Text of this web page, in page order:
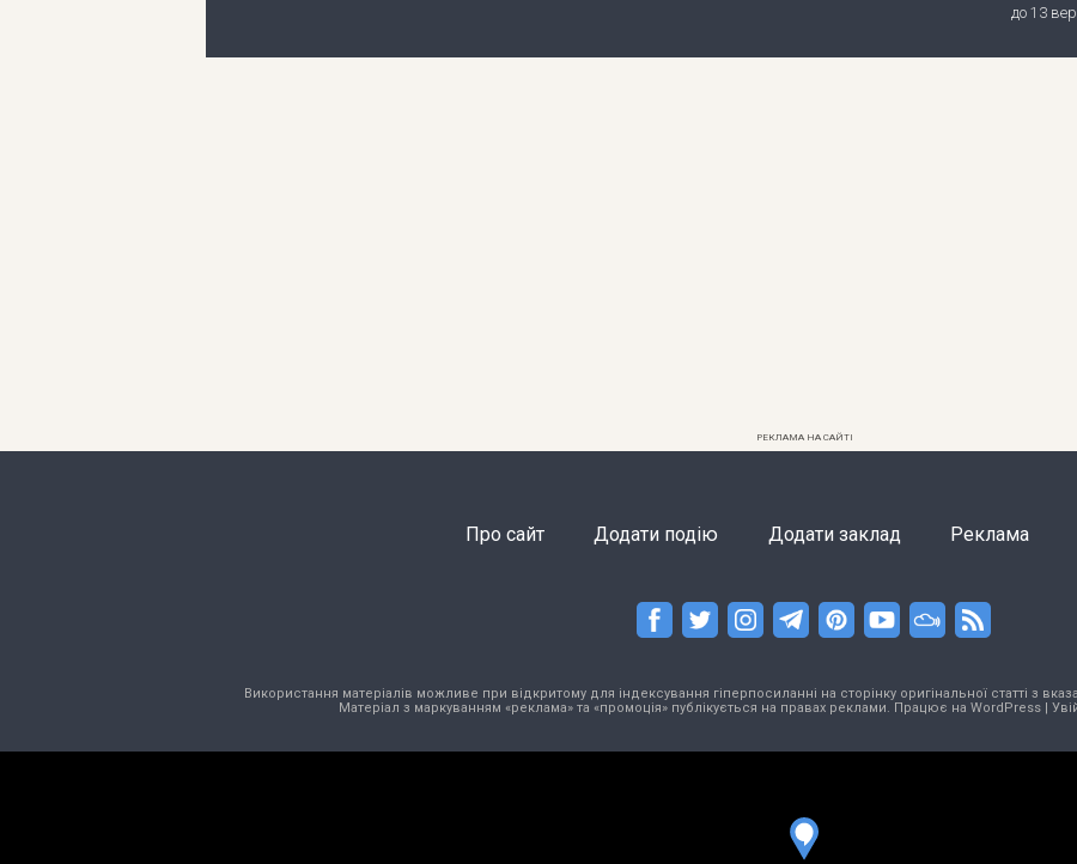
до 13
РЕКЛАМА НА САЙТІ
Про сайт Додати подію Додати заклад Реклама
Використання матеріалів можливе при відкритому для індексування гіперпосиланні на сторінку оригінальної статті з
Матеріал з маркуванням «реклама» та «промоція» публікується на правах реклами. Працює на WordPress|